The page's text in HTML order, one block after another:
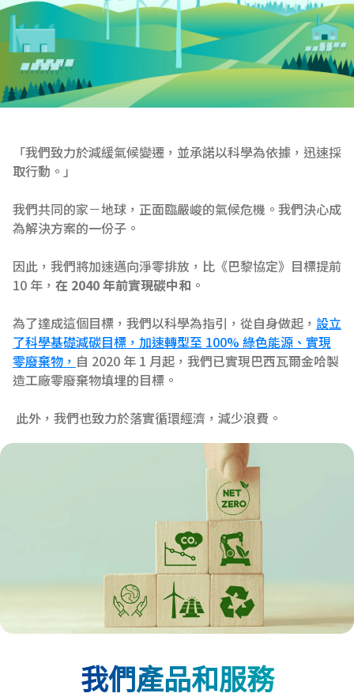
「我們致力於減緩氣候變遷，並承諾以科學為依據，迅速採
取行動。」
我們共同的家－地球，正面臨嚴峻的氣候危機。我們決心成
為解決方案的一份子。
因此，我們將加速邁向淨零排放，比《巴黎協定》目標提前
10 年， 在 2040 年前實現碳中和 。
為了達成這個目標，我們以科學為指引，從自身做起， 設立
了科學基礎減碳目標，加速轉型至 100% 綠色能源、實現
零廢棄物， 自 2020 年 1 月起，我們已實現巴西瓦爾金哈製
造工廠零廢棄物填埋的目標。
此外，我們也致力於落實循環經濟，減少浪費。
我們產品和服務